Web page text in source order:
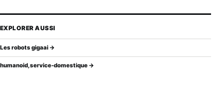
EXPLORER AUSSI
Les robots gigaai →
humanoid,service-domestique →